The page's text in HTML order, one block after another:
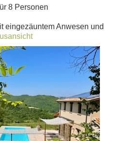
8 Personen
eingezäuntem Anwesen und